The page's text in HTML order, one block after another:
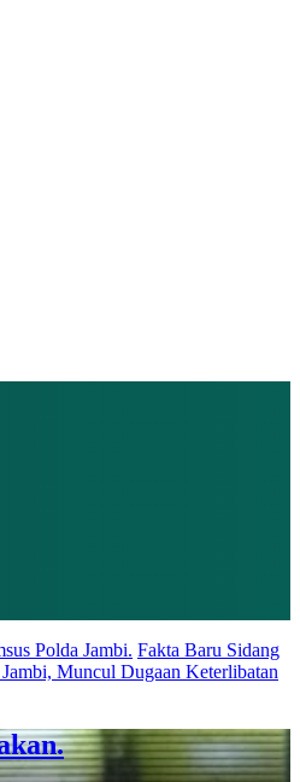
Polda Jambi. Fakta Baru Sidang
Muncul Dugaan Keterlibatan